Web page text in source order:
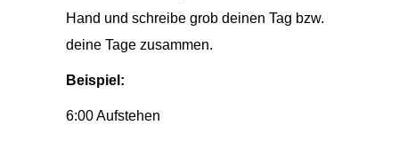
Hand und schreibe grob deinen Tag bzw.
deine Tage zusammen.
Beispiel:
6:00 Aufstehen